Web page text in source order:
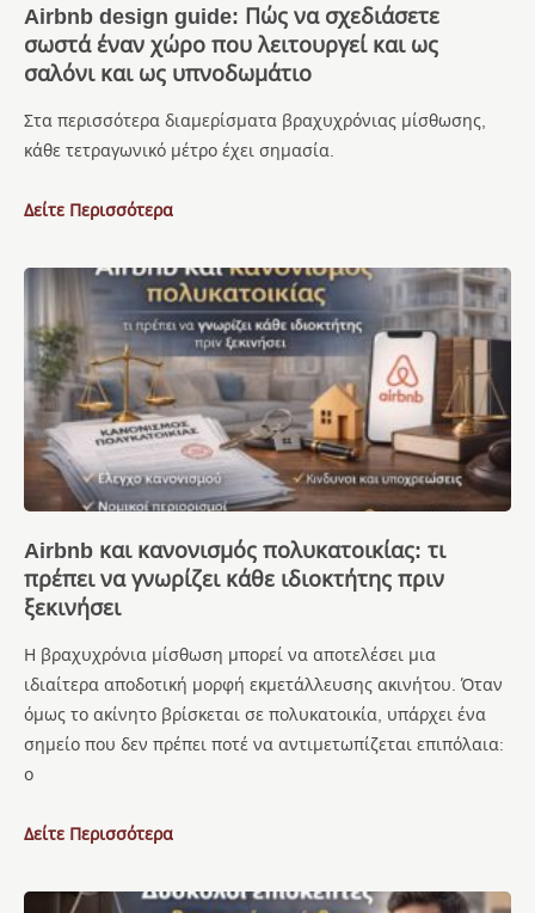
Airbnb design guide: Πώς να σχεδιάσετε
σωστά έναν χώρο που λειτουργεί και ως
σαλόνι και ως υπνοδωμάτιο
Στα περισσότερα διαμερίσματα βραχυχρόνιας μίσθωσης,
κάθε τετραγωνικό μέτρο έχει σημασία.
Δείτε Περισσότερα
Airbnb και κανονισμός πολυκατοικίας: τι
πρέπει να γνωρίζει κάθε ιδιοκτήτης πριν
ξεκινήσει
Η βραχυχρόνια μίσθωση μπορεί να αποτελέσει μια
ιδιαίτερα αποδοτική μορφή εκμετάλλευσης ακινήτου. Όταν
όμως το ακίνητο βρίσκεται σε πολυκατοικία, υπάρχει ένα
σημείο που δεν πρέπει ποτέ να αντιμετωπίζεται επιπόλαια:
ο
Δείτε Περισσότερα